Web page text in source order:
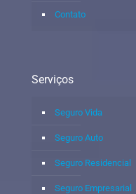
Contato
Serviços
Seguro Vida
Seguro Auto
Seguro Residencial
Seguro Empresarial